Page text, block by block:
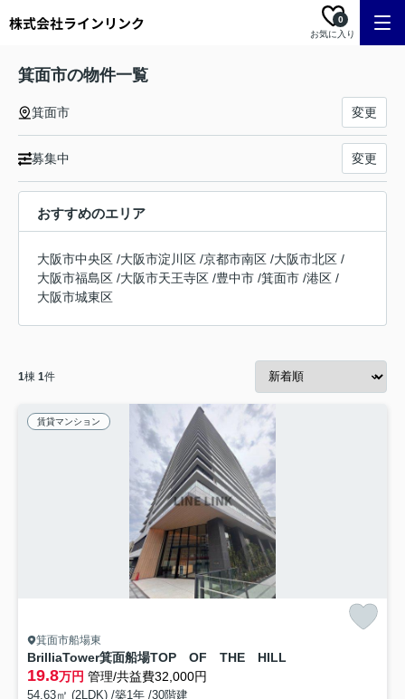
お気に入り
0
箕面市の物件一覧
箕面市 変更
募集中 変更
おすすめのエリア
大阪市中央区 /大阪市淀川区 /京都市南区 /大阪市北区 /
大阪市福島区 /大阪市天王寺区 /豊中市 /箕面市 /港区 /
大阪市城東区
1棟 1件
賃貸マンション
箕面市船場東
BrilliaTower箕面船場TOP OF THE HILL
19.8万円 管理/共益費32,000円
54.63㎡ (2LDK) /築1年 /30階建